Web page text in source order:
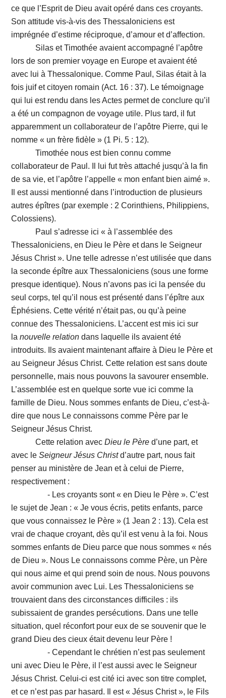
ce que l’Esprit de Dieu avait opéré dans ces croyants.
Son attitude vis-à-vis des Thessaloniciens est
imprégnée d’estime réciproque, d’amour et d’affection.
Silas et Timothée avaient accompagné l’apôtre
lors de son premier voyage en Europe et avaient été
avec lui à Thessalonique. Comme Paul, Silas était à la
fois juif et citoyen romain (Act. 16 : 37). Le témoignage
qui lui est rendu dans les Actes permet de conclure qu’il
a été un compagnon de voyage utile. Plus tard, il fut
apparemment un collaborateur de l’apôtre Pierre, qui le
nomme « un frère fidèle » (1 Pi. 5 : 12).
Timothée nous est bien connu comme
collaborateur de Paul. Il lui fut très attaché jusqu’à la fin
de sa vie, et l’apôtre l’appelle « mon enfant bien aimé ».
Il est aussi mentionné dans l’introduction de plusieurs
autres épîtres (par exemple : 2 Corinthiens, Philippiens,
Colossiens).
Paul s’adresse ici « à l’assemblée des
Thessaloniciens, en Dieu le Père et dans le Seigneur
Jésus Christ ». Une telle adresse n’est utilisée que dans
la seconde épître aux Thessaloniciens (sous une forme
presque identique). Nous n’avons pas ici la pensée du
seul corps, tel qu’il nous est présenté dans l’épître aux
Éphésiens. Cette vérité n’était pas, ou qu’à peine
connue des Thessaloniciens. L’accent est mis ici sur
lanouvelle relation dans laquelle ils avaient été
introduits. Ils avaient maintenant affaire à Dieu le Père et
au Seigneur Jésus Christ. Cette relation est sans doute
personnelle, mais nous pouvons la savourer ensemble.
L’assemblée est en quelque sorte vue ici comme la
famille de Dieu. Nous sommes enfants de Dieu, c’est-à-
dire que nous Le connaissons comme Père par le
Seigneur Jésus Christ.
Cette relation avecDieu le Père d’une part, et
avec leSeigneur Jésus Christd’autre part, nous fait
penser au ministère de Jean et à celui de Pierre,
respectivement :
- Les croyants sont « en Dieu le Père ». C’est
le sujet de Jean : « Je vous écris, petits enfants, parce
que vous connaissez le Père » (1 Jean 2 : 13). Cela est
vrai de chaque croyant, dès qu’il est venu à la foi. Nous
sommes enfants de Dieu parce que nous sommes « nés
de Dieu ». Nous Le connaissons comme Père, un Père
qui nous aime et qui prend soin de nous. Nous pouvons
avoir communion avec Lui. Les Thessaloniciens se
trouvaient dans des circonstances difficiles : ils
subissaient de grandes persécutions. Dans une telle
situation, quel réconfort pour eux de se souvenir que le
grand Dieu des cieux était devenu leur Père !
- Cependant le chrétien n’est pas seulement
uni avec Dieu le Père, il l’est aussi avec le Seigneur
Jésus Christ. Celui-ci est cité ici avec son titre complet,
et ce n’est pas par hasard. Il est « Jésus Christ », le Fils